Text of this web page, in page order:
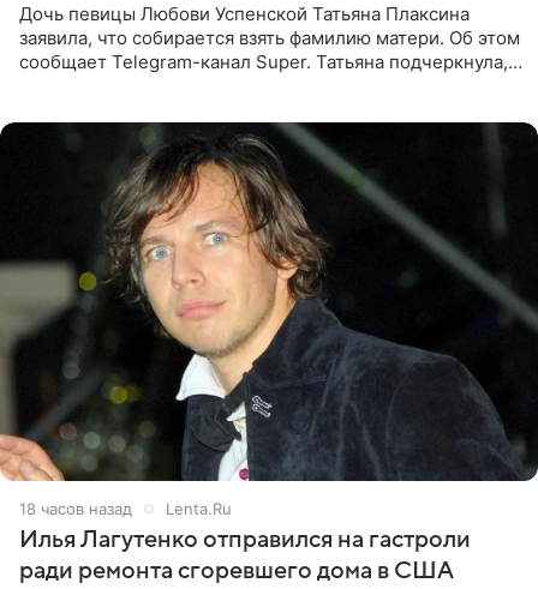
Дочь певицы Любови Успенской Татьяна Плаксина
заявила, что собирается взять фамилию матери. Об этом
сообщает Telegram-канал Super. Татьяна подчеркнула,
18 часов назад Lenta.Ru
Илья Лагутенко отправился на гастроли
ради ремонта сгоревшего дома в США